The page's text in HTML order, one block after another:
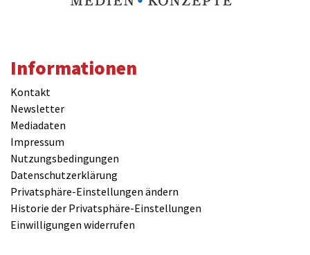
Informationen
Kontakt
Newsletter
Mediadaten
Impressum
Nutzungsbedingungen
Datenschutzerklärung
Privatsphäre-Einstellungen ändern
Historie der Privatsphäre-Einstellungen
Einwilligungen widerrufen